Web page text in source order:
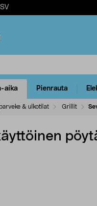
SV
aika Pienrauta
& ulkotilat Grillit